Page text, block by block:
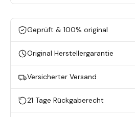
Geprüft & 100% original
Original Herstellergarantie
Versicherter Versand
21 Tage Rückgaberecht